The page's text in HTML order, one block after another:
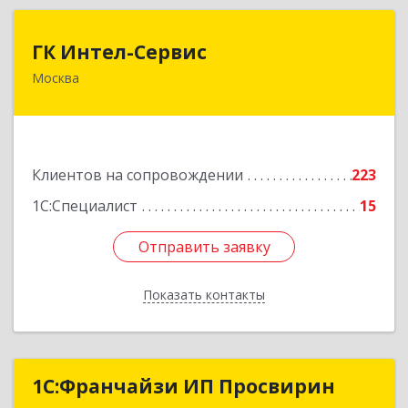
ГК Интел-Сервис
Москва
Клиентов на сопровождении
223
1С:Специалист
15
Отправить заявку
Показать контакты
117105, Москва г, Варшавское ш, дом № 37А,
Отправить заявку
Назад
1C:Франчайзи ИП Просвирин
1C:Франчайзи ИП Просвирин